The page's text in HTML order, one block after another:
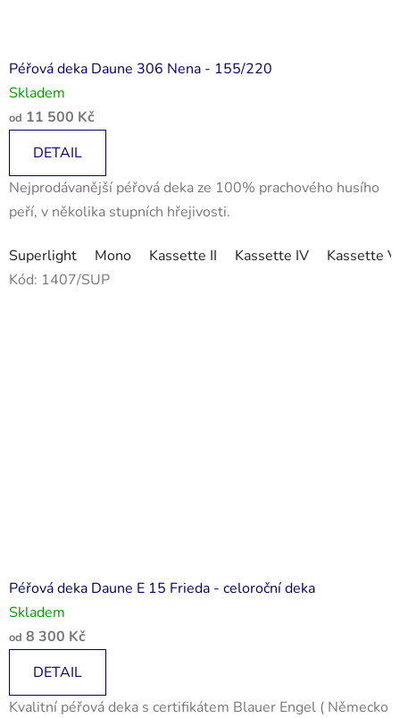
Péřová deka Daune 306 Nena - 155/220
Skladem
od 11 500 Kč
DETAIL
Nejprodávanější péřová deka ze 100% prachového husího
peří, v několika stupních hřejivosti.
Superlight Mono Kassette II Kassette IV
Kassette VI
Kód: 1407/SUP
Péřová deka Daune E 15 Frieda - celoroční deka
Skladem
od 8 300 Kč
DETAIL
Kvalitní péřová deka s certifikátem Blauer Engel ( Německo